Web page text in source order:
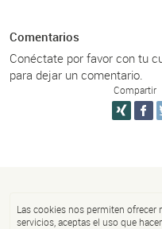
Comentarios
Conéctate por favor con tu
para dejar un comentario.
Compartir
Las cookies nos permiten
servicios, aceptas el uso que